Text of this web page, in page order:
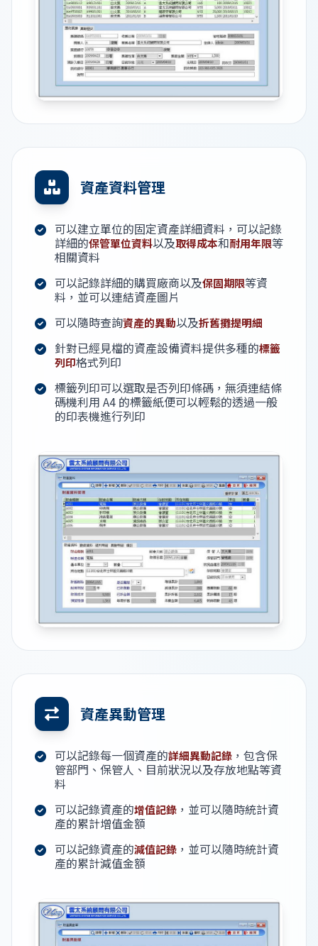
資產資料管理
可以建立單位的固定資產詳細資料，可以記錄
詳細的保管單位資料以及取得成本和耐用年限等
相關資料
可以記錄詳細的購買廠商以及保固期限等資
料，並可以連結資產圖片
可以隨時查詢資產的異動以及折舊攤提明細
針對已經見檔的資產設備資料提供多種的標籤
列印格式列印
標籤列印可以選取是否列印條碼，無須連結條
碼機利用 A4 的標籤紙便可以輕鬆的透過一般
的印表機進行列印
資產異動管理
可以記錄每一個資產的詳細異動記錄 ，包含保
管部門、保管人、目前狀況以及存放地點等資
料
可以記錄資產的增值記錄 ，並可以隨時統計資
產的累計增值金額
可以記錄資產的減值記錄 ，並可以隨時統計資
產的累計減值金額